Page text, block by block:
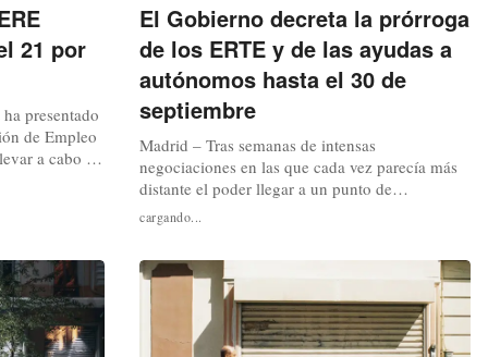
21 por
presentado
de Empleo
a cabo un
de su
reducción
El Gobierno decreta la prórroga
de los ERTE y de las ayudas a
autónomos hasta el 30 de
septiembre
Madrid – Tras semanas de intensas
negociaciones en las que cada vez parecía más
distante el poder llegar a un punto de
entendimiento, finalmente el Ejecutivo decretaba
este pasado jueves la prórroga de los
(ERTE) y de las ayudas especiales a autónomos
hasta el 30 de septiembre. Medida que se
cargando...